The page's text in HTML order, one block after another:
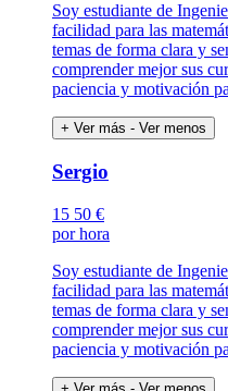
Soy estudiante de
facilidad para las
temas de forma clara y
comprender mejor sus
paciencia y motivación
+ Ver más - Ver menos
Sergio
15 50 €
por hora
Soy estudiante de
facilidad para las
temas de forma clara y
comprender mejor sus
paciencia y motivación